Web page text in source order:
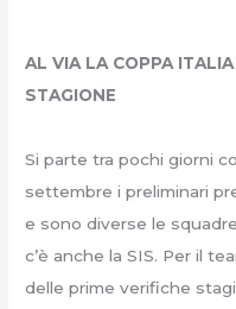
AL VIA LA COPPA
STAGIONE
Si parte tra pochi giorni
settembre i preliminari
e sono diverse le
c’è anche la SIS. Per il
delle prime verifiche